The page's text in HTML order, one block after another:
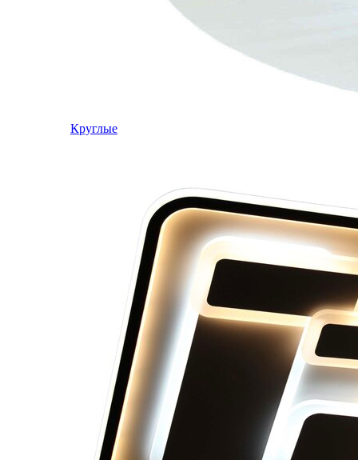
Круглые